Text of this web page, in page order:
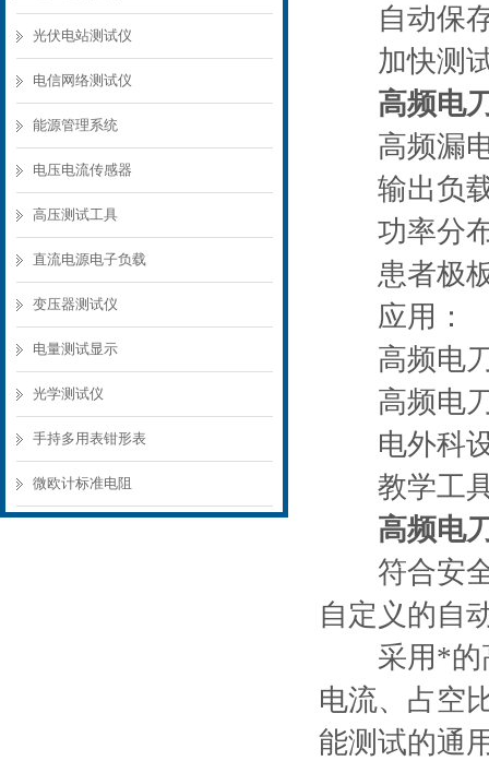
光伏电站测试仪
电信网络测试仪
能源管理系统
电压电流传感器
高压测试工具
直流电源电子负载
变压器测试仪
电量测试显示
光学测试仪
手持多用表钳形表
微欧计标准电阻
自动保存
加快测试
高频电
高频漏
输出负载
功率分布
患者极板
应用：
高频电刀
高频电刀
电外科设
教学工具
高频电
符合安全
自定义的自
采用*的高
电流、占空
能测试的通